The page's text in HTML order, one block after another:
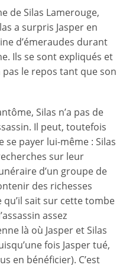
de Silas Lamerouge,
a surpris Jasper en
d’émeraudes durant
Ils se sont expliqués et
pas le repos tant que son
Silas n’a pas de
Il peut, toutefois
se payer lui-même : Silas
sur leur
d’un groupe de
des richesses
sait sur cette tombe
assez
là où Jasper et Silas
fois Jasper tué,
en bénéficier). C’est